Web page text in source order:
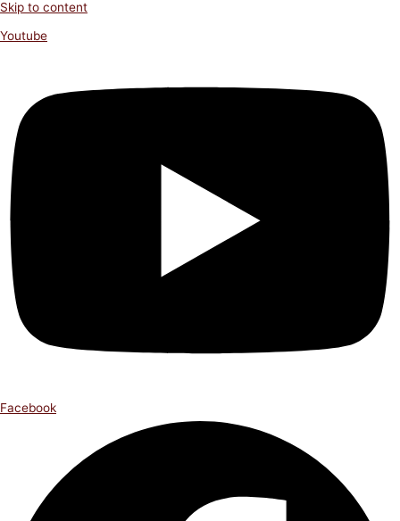
Skip to content
Youtube
Facebook